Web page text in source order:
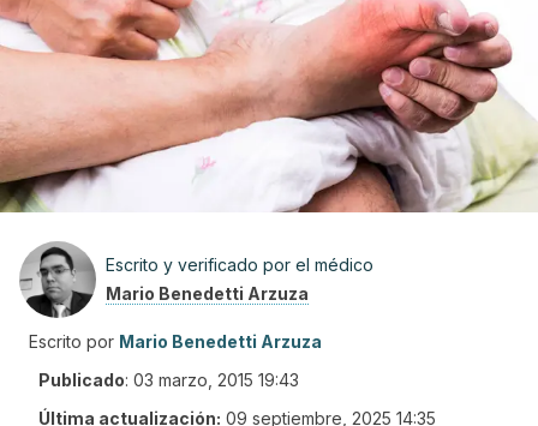
Escrito y verificado por el médico
Mario Benedetti Arzuza
Escrito por Mario Benedetti Arzuza
Publicado: 03 marzo, 2015 19:43
Última actualización: 09 septiembre, 2025 14:35